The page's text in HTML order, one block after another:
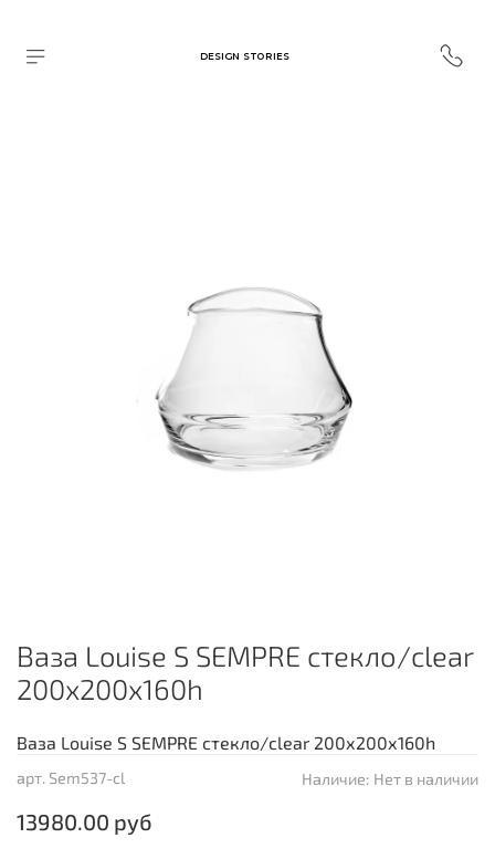
DESIGN STORIES
арт. Sem537-cl Наличие: Нет в наличии
Ваза Louise S SEMPRE стекло/clear
200х200х160h
13980.00 руб
Ваза Louise S SEMPRE стекло/clear 200х200х160h